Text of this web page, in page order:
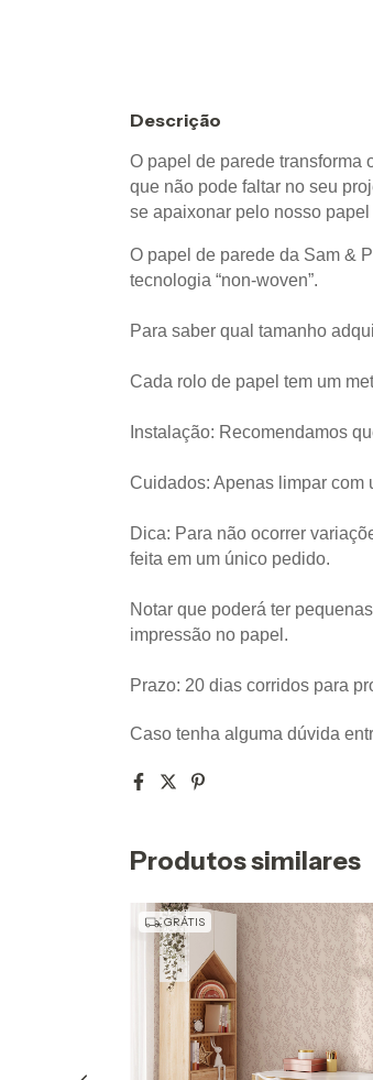
Descrição
O papel de parede transforma
que não pode faltar no seu
se apaixonar pelo nosso
O papel de parede da Sam &
tecnologia “non-woven”.
Para saber qual tamanho
Cada rolo de papel tem um
Instalação: Recomendamos
Cuidados: Apenas limpar com
Dica: Para não ocorrer
feita em um único pedido.
Notar que poderá ter
impressão no papel.
Prazo: 20 dias corridos para
Caso tenha alguma dúvida
Produtos similares
GRÁTIS